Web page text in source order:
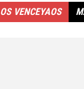
VENCEYAOS